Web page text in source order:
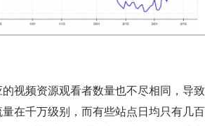
视频资源观看者数量也不尽相同，导致
在千万级别，而有些站点日均只有几百